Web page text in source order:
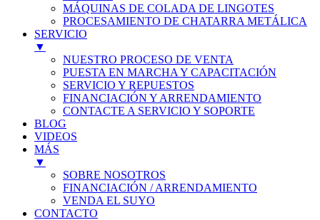
MÁQUINAS DE COLADA DE LINGOTES
PROCESAMIENTO DE CHATARRA METÁLICA
SERVICIO
▼
NUESTRO PROCESO DE VENTA
PUESTA EN MARCHA Y CAPACITACIÓN
SERVICIO Y REPUESTOS
FINANCIACIÓN Y ARRENDAMIENTO
CONTACTE A SERVICIO Y SOPORTE
BLOG
VIDEOS
MÁS
▼
SOBRE NOSOTROS
FINANCIACIÓN / ARRENDAMIENTO
VENDA EL SUYO
CONTACTO